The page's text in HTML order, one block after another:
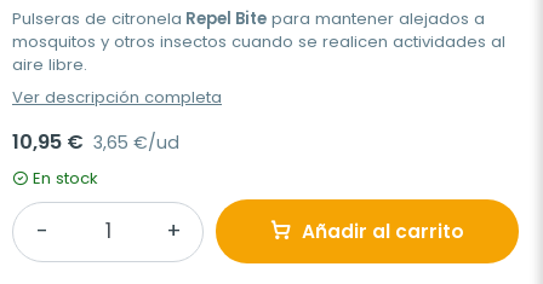
Pulseras de citronela Repel Bite para mantener alejados a
mosquitos y otros insectos cuando se realicen actividades al
aire libre.
Ver descripción completa
10,95 € 3,65 €/ud
En stock
Añadir al carrito